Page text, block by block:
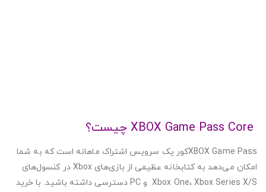
XBOX Game Passکور یک سرویس اشتراک ماهانه است که به شما
امکان می‌دهد به کتابخانه عظیمی از بازی‌های Xbox در کنسول‌های
Xbox One، Xbox Series X/S و PC دسترسی داشته باشید. با خرید